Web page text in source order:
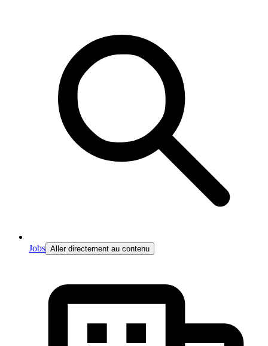
Jobs Aller directement au contenu